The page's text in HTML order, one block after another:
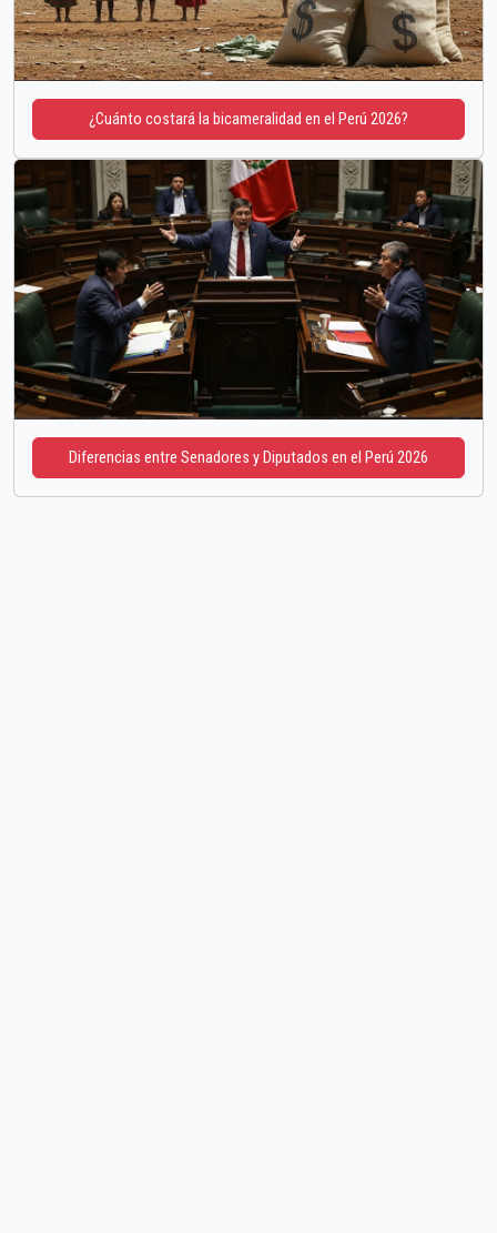
¿Cuánto costará la bicameralidad en el Perú 2026?
Diferencias entre Senadores y Diputados en el Perú 2026